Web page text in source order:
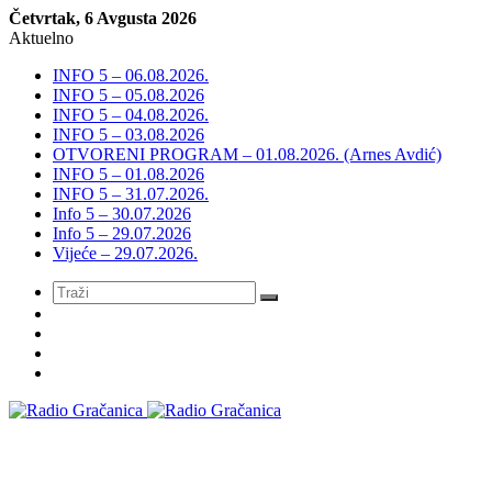
Četvrtak, 6 Avgusta 2026
Aktuelno
INFO 5 – 06.08.2026.
INFO 5 – 05.08.2026
INFO 5 – 04.08.2026.
INFO 5 – 03.08.2026
OTVORENI PROGRAM – 01.08.2026. (Arnes Avdić)
INFO 5 – 01.08.2026
INFO 5 – 31.07.2026.
Info 5 – 30.07.2026
Info 5 – 29.07.2026
Vijeće – 29.07.2026.
Meni